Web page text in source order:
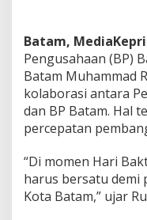
-
5
0
B
P
B
a
t
m
,
B
Batam,
Pengusahaan (BP)
Batam Muhammad
kolaborasi antara
dan BP Batam. Hal
percepatan
“Di momen Hari
harus bersatu demi
Kota Batam,” ujar